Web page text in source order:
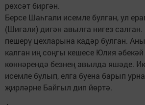
рөхсәт биргән.
Берсе Шаһгали исемле булган, ул
(Шигали) дигән авылга нигез
пешерү цехларына кадәр булган.
калган иң соңгы кешесе Юлия
көннәрендә безнең авылда яшәде.
исемле булып, елга буена барып
җирләрне Байгыл дип йөртә.